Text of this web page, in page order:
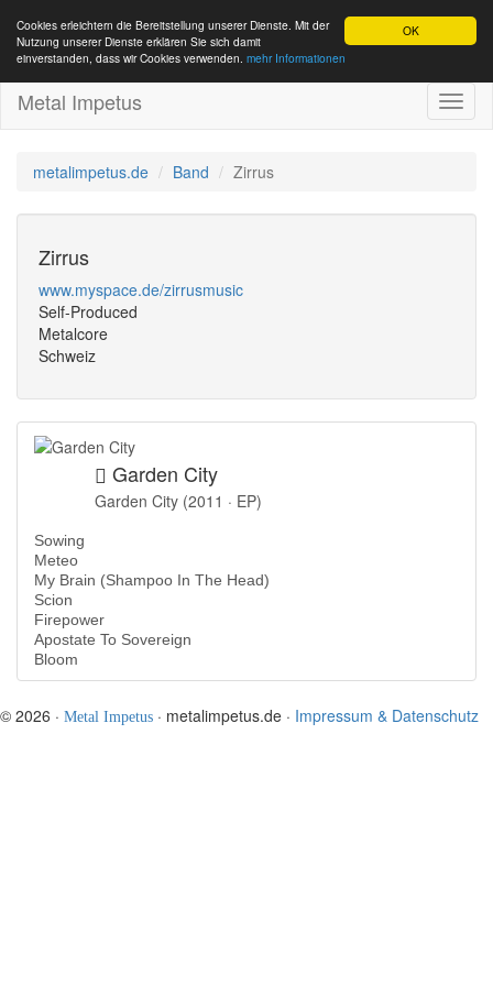
OK
Cookies erleichtern die Bereitstellung unserer Dienste. Mit der
Nutzung unserer Dienste erklären Sie sich damit
einverstanden, dass wir Cookies verwenden. mehr Informationen
Metal Impetus
metalimpetus.de Band Zirrus
Zirrus
www.myspace.de/zirrusmusic
Self-Produced
Metalcore
Schweiz
Garden City
Garden City (2011 · EP)
Sowing
Meteo
My Brain (Shampoo In The Head)
Scion
Firepower
Apostate To Sovereign
Bloom
© 2026 · Metal Impetus · metalimpetus.de · Impressum & Datenschutz